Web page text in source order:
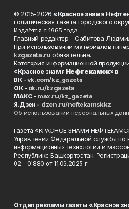
© 2015-2026 «Красное знамя
политическая газета городского
Издаётся с 1965 года.
Главный редактор - Сабитова
При использовании материалов
kzgazeta.ru обязательна.
Категория информационной продукции
«Красное знамя Нефтекамск» в
ВК -vk.com/kz_gazeta
ОК - ok.ru/kzgazeta
MAKC - max.ru/kz_gazeta
Я.Дзен - dzen.ru/neftekamskkz
Об использовании персональных
Газета «КРАСНОЕ ЗНАМЯ
Управлении Федеральной службы по
информационных технологий и
Республике Башкортостан.
02 - 01880 от 11.06.2025 г.
Отдел рекламы газеты «Красное